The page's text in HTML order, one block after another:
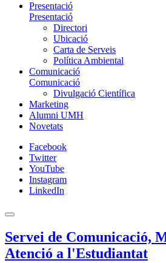
Presentació
Presentació
Directori
Ubicació
Carta de Serveis
Política Ambiental
Comunicació
Comunicació
Divulgació Científica
Marketing
Alumni UMH
Novetats
Facebook
Twitter
YouTube
Instagram
LinkedIn
Servei de Comunicació,
Atenció a l'Estudiantat